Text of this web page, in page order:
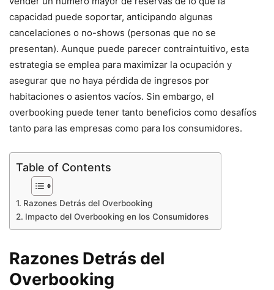
capacidad puede soportar, anticipando algunas
cancelaciones o no-shows (personas que no se
presentan). Aunque puede parecer contraintuitivo, esta
estrategia se emplea para maximizar la ocupación y
asegurar que no haya pérdida de ingresos por
habitaciones o asientos vacíos. Sin embargo, el
overbooking puede tener tanto beneficios como desafíos
tanto para las empresas como para los consumidores.
Table of Contents
Razones Detrás del Overbooking
Impacto del Overbooking en los Consumidores
Razones Detrás del
Overbooking